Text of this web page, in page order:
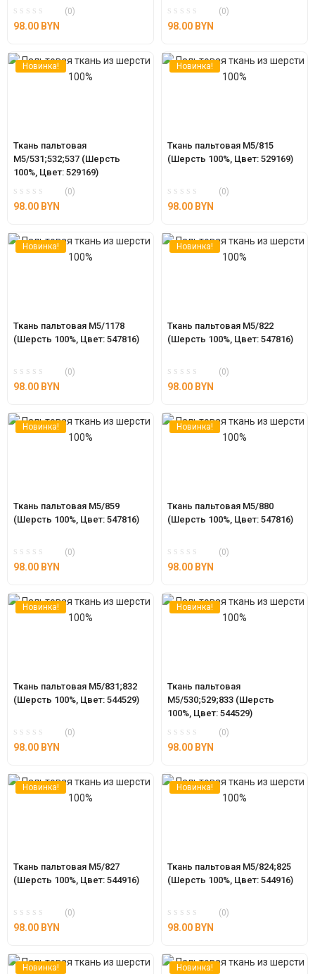
(0)
98.00 BYN
(0)
98.00 BYN
Новинка!
Ткань пальтовая
М5/531;532;537 (Шерсть
100%, Цвет: 529169)
(0)
98.00 BYN
Новинка!
Ткань пальтовая М5/815
(Шерсть 100%, Цвет: 529169)
(0)
98.00 BYN
Новинка!
Ткань пальтовая М5/1178
(Шерсть 100%, Цвет: 547816)
(0)
98.00 BYN
Новинка!
Ткань пальтовая М5/822
(Шерсть 100%, Цвет: 547816)
(0)
98.00 BYN
Новинка!
Ткань пальтовая М5/859
(Шерсть 100%, Цвет: 547816)
(0)
98.00 BYN
Новинка!
Ткань пальтовая М5/880
(Шерсть 100%, Цвет: 547816)
(0)
98.00 BYN
Новинка!
Ткань пальтовая М5/831;832
(Шерсть 100%, Цвет: 544529)
(0)
98.00 BYN
Новинка!
Ткань пальтовая
М5/530;529;833 (Шерсть
100%, Цвет: 544529)
(0)
98.00 BYN
Новинка!
Ткань пальтовая М5/827
(Шерсть 100%, Цвет: 544916)
(0)
98.00 BYN
Новинка!
Ткань пальтовая М5/824;825
(Шерсть 100%, Цвет: 544916)
(0)
98.00 BYN
Новинка! Новинка!